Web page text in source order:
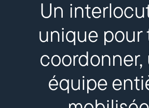
Un
unique pour
coordonner,
équipe